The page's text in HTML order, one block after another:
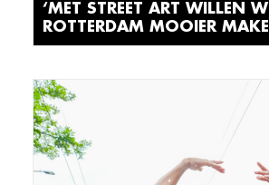
‘MET STREET ART WILLEN
ROTTERDAM MOOIER